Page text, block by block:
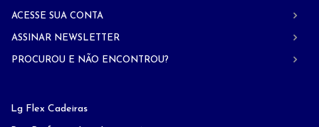
ACESSE SUA CONTA
ASSINAR NEWSLETTER
PROCUROU E NÃO ENCONTROU?
Lg Flex Cadeiras